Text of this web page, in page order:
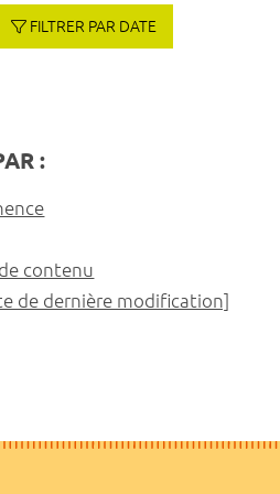
FILTRER PAR DATE
:
contenu
de dernière modification]